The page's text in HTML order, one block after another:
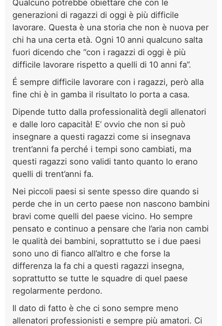
Qualcuno potrebbe obiettare che con le
generazioni di ragazzi di oggi è più difficile
lavorare. Questa è una storia che non è nuova per
chi ha una certa età. Ogni 10 anni qualcuno salta
fuori dicendo che “con i ragazzi di oggi è più
difficile lavorare rispetto a quelli di 10 anni fa”.
É sempre difficile lavorare con i ragazzi, però alla
fine chi è in gamba il risultato lo porta a casa.
Dipende tutto dalla professionalità degli allenatori
e dalle loro capacità! E’ ovvio che non si può
insegnare a questi ragazzi come si insegnava
trent’anni fa perché i tempi sono cambiati, ma
questi ragazzi sono validi tanto quanto lo erano
quelli di trent’anni fa.
Nei piccoli paesi si sente spesso dire quando si
perde che in un certo paese non nascono bambini
bravi come quelli del paese vicino. Ho sempre
pensato e continuo a pensare che l’aria non cambi
le qualità dei bambini, soprattutto se i due paesi
sono uno di fianco all’altro e che forse la
differenza la fa chi a questi ragazzi insegna,
soprattutto se tutte le squadre di quel paese
regolarmente perdono.
Il dato di fatto è che ci sono sempre meno
allenatori professionisti e sempre più amatori. Ci